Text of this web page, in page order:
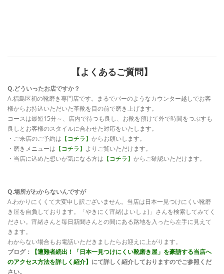
【よくあるご質問】
Q.どういったお店ですか？
A.福島区初の靴磨き専門店です。まるでバーのようなカウンター越しでお客
様からお持込いただいた革靴を目の前で磨き上げます。
コースは最短15分～、店内で待つも良し、お靴を預けて外で時間をつぶすも
良しとお客様のスタイルに合わせた対応をいたします。
・ご来店のご予約は 【コチラ】 からお願いします。
・磨きメニューは 【コチラ】 よりご覧いただけます。
・当店に込めた想いが気になる方は 【コチラ】 からご確認いただけます。
Q.場所がわからないんですが
A.わかりにくくて大変申し訳ございません。当店は日本一見つけにくい靴磨
き屋を自負しております。「やきにく宵緒(よいしょ)」さんを検索してみてく
ださい。宵緒さんと毎日新聞さんとの間にある路地を入ったら左手に見えて
きます。
わからない場合もお電話いただきましたらお迎えに上がります。
ブログ：
【遭難者続出！「日本一見つけにくい靴磨き屋」を豪語する当店へ
のアクセス方法を詳しく紹介】 にて詳しく紹介しておりますのでご参照くだ
さい。